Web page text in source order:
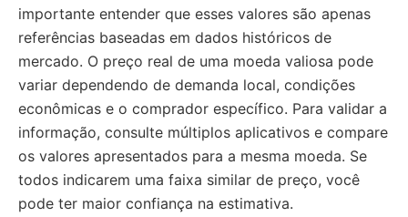
importante entender que esses valores são apenas
referências baseadas em dados históricos de
mercado. O preço real de uma moeda valiosa pode
variar dependendo de demanda local, condições
econômicas e o comprador específico. Para validar a
informação, consulte múltiplos aplicativos e compare
os valores apresentados para a mesma moeda. Se
todos indicarem uma faixa similar de preço, você
pode ter maior confiança na estimativa.